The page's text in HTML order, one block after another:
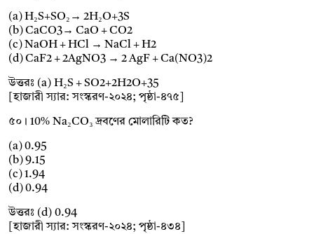
(a) H₂S+SO₂→ 2H₂O+3S
(b) CaCO3→ CaO + CO2
(c) NaOH + HCl → NaCl + H2
(d) CaF2 + 2AgNO3 → 2 AgF + Ca(NO3)2
উত্তরঃ (a) H₂S + SO2+2H2O+35
[হাজারী স্যার: সংস্করণ-২০২৪; পৃষ্ঠা-৪৭৫]
৫০। 10% Na₂CO₃ দ্রবণের মোলারিটি কত?
(a) 0.95
(b) 9.15
(c) 1.94
(d) 0.94
উত্তরঃ (d) 0.94
[হাজারী স্যার: সংস্করণ-২০২৪; পৃষ্ঠা-৪৩৪]